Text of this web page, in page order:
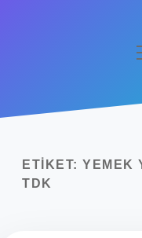
Yasal Uyarı
ETIKET: YEMEK
TDK